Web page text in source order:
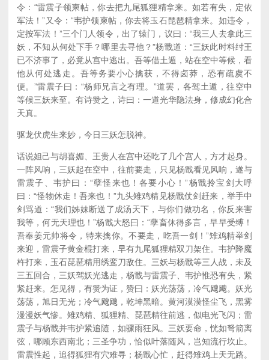
令：“雷震子领柬帖，你去把九尾狐狸精拿来。如若有失，定依
军法！”又令：“韦护领柬帖，你去将玉石琵琶精拿来。如违令，
定按军法！”三个门人领令，出了辕门，议曰：“我三人去拿此三
妖，不知从何处下手？哪里去寻他？”杨戬道：“三妖此时料纣王
已不济事了，必竟从宫中逃出。吾等借土遁，站在空中等候，看
他从何处逃走。吾等务要小心擒获，不得卤莽，恐有疏虞不
便。”雷震子曰：“杨师兄言之有理。”道罢，各驾土遁，往空中
等候三妖来至。有诗赞之，诗曰：一道光华隐法身，修成幻化合
天真。
驱龙伏虎生来妙，今日三妖怎脱神。
话说妲己与胡喜媚、王贵人在宫中还吃了几个宫人，方才起身。
一阵风响，三妖起在空中，往前要走，只见杨戬看见风响，遂与
雷震子、韦护曰：“孽怪来也！各要小心！”杨戬拎宝剑大呼
曰：“怪物休走！吾来也！”九头雉鸡精见杨戬仗剑赶来，举手中
剑骂道：“我们姊妹断送了成汤天下，与你们做功名，你反来害
我等，何无天理也！”杨戬大怒曰：“孽畜休得多言，早早受缚！
吾奉姜元帅将令，特来擒你。不要走，吃吾一剑！”雉鸡精举剑
来迎，雷震子黄金棍打来，早有九尾狐狸精双刀架住。韦护降魔
杵打来，玉石琵琶精用绣鸾刀敌住。三妖与杨戬等三人战，未及
三五回合，三妖驾妖光逃走，杨戬与雷震子、韦护惟恐有失，紧
紧赶来。怎见得，有赞为证，赞曰：妖光荡荡，冷气飕飕。妖光
荡荡，旭日无光；冷气飕飕，乾坤黑暗。黄河漠漠怪尘飞，黑雾
漫漫妖气惨。雉鸡精、狐狸精、琵琶精往前逃，似电光飞闪；雷
震子与杨戬并韦护紧追随，如骤雨狂风。三妖要命，恍如弩箭离
弦，哪顾东西南北；三圣争功，恰似叶落随风，岂知流行坎止。
雷震性起，追得狐狸有穴难寻；杨戬心忙，赶得雉鸡上天无路。